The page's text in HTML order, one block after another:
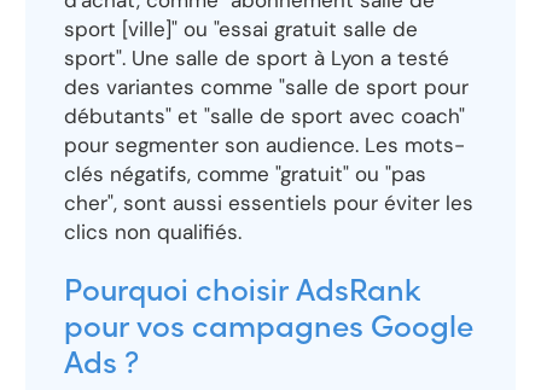
sport [ville]" ou "essai gratuit salle de
sport". Une salle de sport à Lyon a testé
des variantes comme "salle de sport pour
débutants" et "salle de sport avec coach"
pour segmenter son audience. Les mots-
clés négatifs, comme "gratuit" ou "pas
cher", sont aussi essentiels pour éviter les
clics non qualifiés.
Pourquoi choisir AdsRank
pour vos campagnes Google
Ads ?